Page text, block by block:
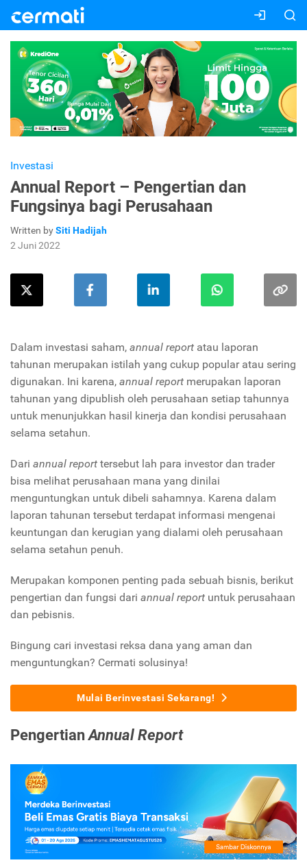
Investasi
Annual Report – Pengertian dan
Fungsinya bagi Perusahaan
Written bySiti Hadijah
2 Juni 2022
Dalam investasi saham, annual report atau laporan
tahunan merupakan istilah yang cukup popular atau sering
digunakan. Ini karena, annual report merupakan laporan
tahunan yang dipublish oleh perusahaan setiap tahunnya
untuk menunjukkan hasil kinerja dan kondisi perusahaan
selama setahun.
Dari annual report tersebut lah para investor dan trader
bisa melihat perusahaan mana yang dinilai
menguntungkan untuk dibeli sahamnya. Karena dalam
laporan tahunan tersebut terdapat informasi mengenai
keuntungan dan kerugian yang dialami oleh perusahaan
selama setahun penuh.
Merupakan komponen penting pada sebuah bisnis, berikut
pengertian dan fungsi dari annual report untuk perusahaan
dan pebisnis.
Bingung cari investasi reksa dana yang aman dan
menguntungkan? Cermati solusinya!
Mulai Berinvestasi Sekarang!
PengertianAnnual Report